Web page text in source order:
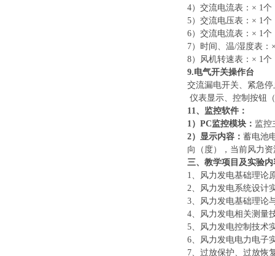
4）交流电流表：× 1
5）交流电压表：× 1
6）交流电流表：× 1
7）时间、温/湿度表
8）风机转速表：× 1
9.电气开关操作台
交流漏电开关、紧急
仪表显示、控制按钮
11、监控软件 ：
1） PC监控模块： 监控
2） 显示内容： 蓄电池
向（度），当前风力
三、教学项目及实验内
1、风力发电基础理论
2、风力发电系统设计
3、风力发电基础理论
4、风力发电相关测量
5、风力发电控制技术
6、风力发电电力电子
7、过放保护、过放恢